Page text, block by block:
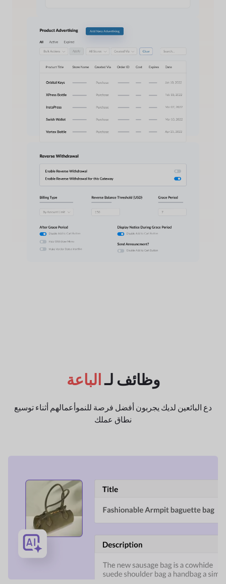
وظائف لـالباعة
دع البائعين لديك يجربون أفضل فرصة للنموأعمالهم أثناء توسيع
نطاق عملك